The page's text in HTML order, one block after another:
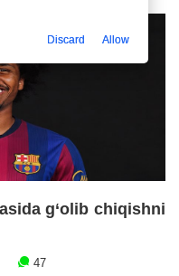
g‘olib chiqishni
47
Discard Allow